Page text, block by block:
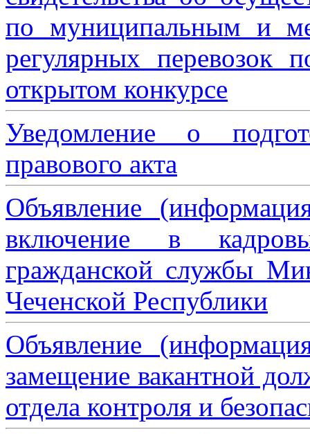
по муниципальным и
регулярных перевозок
открытом конкурсе
Уведомление о
правового акта
Объявление
включение в
гражданской службы
Чеченской Республики
Объявление
замещение вакантной
отдела контроля и